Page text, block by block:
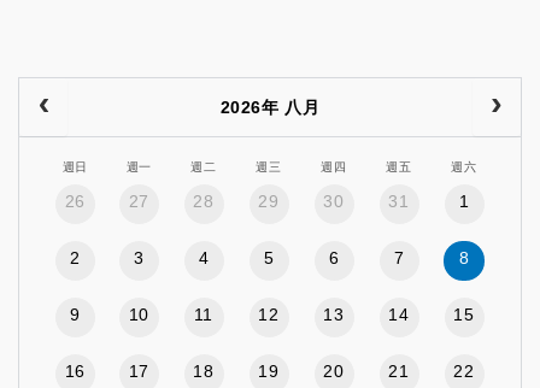
2026年 八月
週日 週一 週二 週三 週四 週五 週六
26 27 28 29 30 31 1
2 3 4 5 6 7 8
9 10 11 12 13 14 15
16 17 18 19 20 21 22